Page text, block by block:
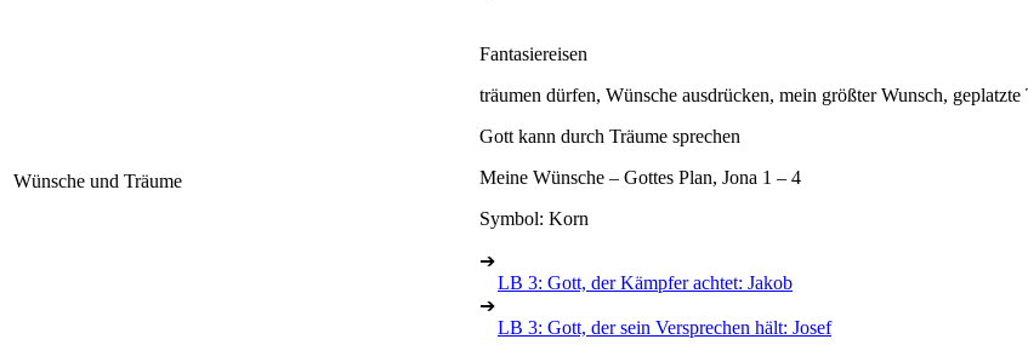
Wünsche und Träume
Fantasiereisen
träumen dürfen, Wünsche ausdrücken, mein größter Wunsch, geplatzte
Gott kann durch Träume sprechen
Meine Wünsche – Gottes Plan, Jona 1 – 4
Symbol: Korn
➔
LB 3: Gott, der Kämpfer achtet: Jakob
➔
LB 3: Gott, der sein Versprechen hält: Josef